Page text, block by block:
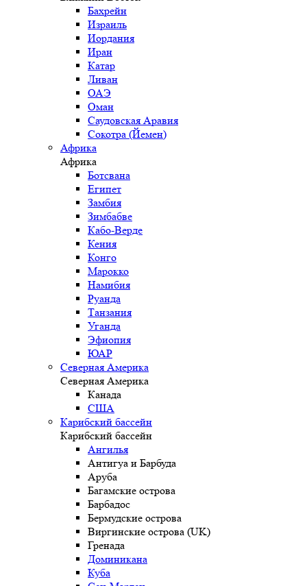
Бахрейн
Израиль
Иордания
Иран
Катар
Ливан
ОАЭ
Оман
Саудовская Аравия
Сокотра (Йемен)
Африка
Африка
Ботсвана
Египет
Замбия
Зимбабве
Кабо-Верде
Кения
Конго
Марокко
Намибия
Руанда
Танзания
Уганда
Эфиопия
ЮАР
Северная Америка
Северная Америка
Канада
США
Карибский бассейн
Карибский бассейн
Ангилья
Антигуа и Барбуда
Аруба
Багамские острова
Барбадос
Бермудские острова
Виргинские острова (UK)
Гренада
Доминикана
Куба